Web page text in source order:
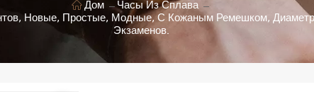
Дом
Часы Из Сплава
Новые, Простые, Модные, С Кожаным Ремешком,
Экзаменов.